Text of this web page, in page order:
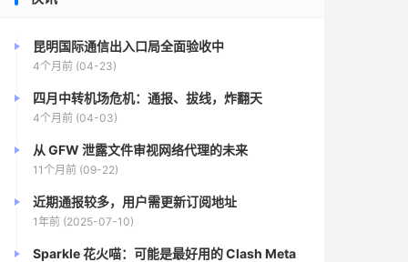
昆明国际通信出入口局全面验收中
4个月前 (04-23)
四月中转机场危机：通报、拔线，炸翻天
4个月前 (04-03)
从 GFW 泄露文件审视网络代理的未来
11个月前 (09-22)
近期通报较多，用户需更新订阅地址
1年前 (2025-07-10)
Sparkle 花火喵：可能是最好用的 Clash Meta